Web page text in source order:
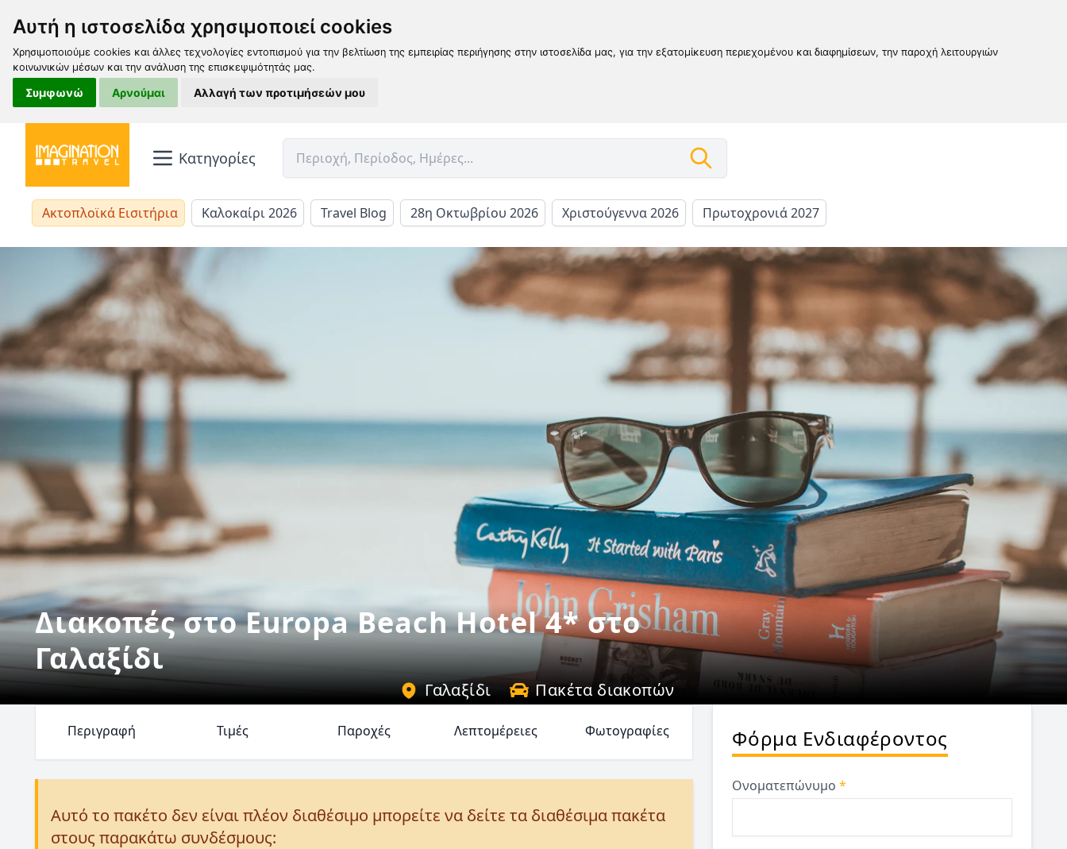
Αυτή η ιστοσελίδα χρησιμοποιεί cookies
Χρησιμοποιούμε cookies και άλλες τεχνολογίες εντοπισμού για την βελτίωση της εμπειρίας περιήγησης στην ιστοσελίδα μας, για την εξατομίκευση περιεχομένου και διαφημίσεων, την παροχή λειτουργιών
κοινωνικών μέσων και την ανάλυση της επισκεψιμότητάς μας.
Συμφωνώ Αρνούμαι Αλλαγή των προτιμήσεών μου
Κατηγορίες
Ακτοπλοϊκά Εισιτήρια Καλοκαίρι 2026 Travel Blog 28η Οκτωβρίου 2026 Χριστούγεννα 2026 Πρωτοχρονιά 2027
Διακοπές στο Europa Beach Hotel 4* στο
Γαλαξίδι
Γαλαξίδι Πακέτα διακοπών
Περιγραφή Τιμές Παροχές Λεπτομέρειες Φωτογραφίες
Αυτό το πακέτο δεν είναι πλέον διαθέσιμο μπορείτε να δείτε τα διαθέσιμα πακέτα
στους παρακάτω συνδέσμους:
Φόρμα Ενδιαφέροντος
Ονοματεπώνυμο*